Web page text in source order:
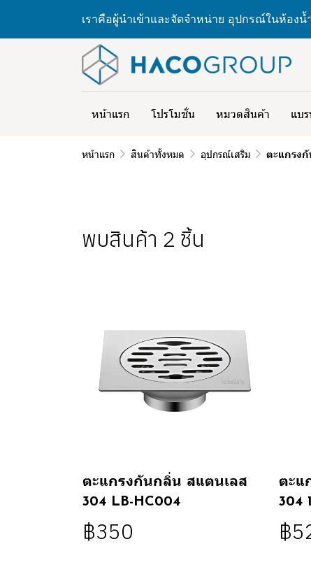
เราคือผู้นำเข้าและจัดจำหน่าย อุปกรณ์ในห้อง
หน้าแรก โปรโมชั่น หมวดสินค้า แบ
หน้าแรก สินค้าทั้งหมด อุปกรณ์เสริม ตะแกรง
พบสินค้า 2 ชิ้น
ตะแกรงกันกลิ่น สแตนเลส
304 LB-HC004
฿350
ตะแ
304
฿